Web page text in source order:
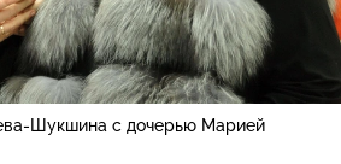
Шукшина с дочерью Марией